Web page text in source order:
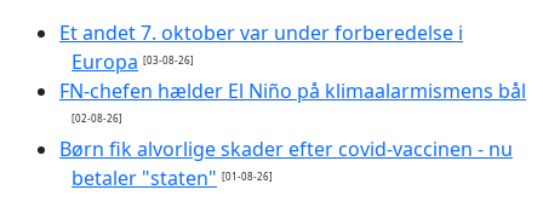
Et andet 7. oktober var under forberedelse i
Europa [03-08-26]
FN-chefen hælder El Niño på klimaalarmismens bål
[02-08-26]
Børn fik alvorlige skader efter covid-vaccinen - nu
betaler "staten" [01-08-26]